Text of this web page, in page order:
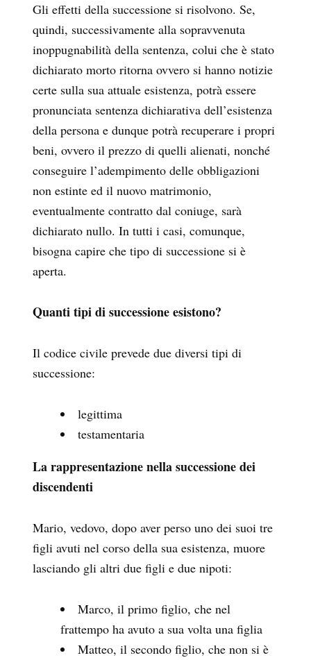
Gli effetti della successione si risolvono. Se,
quindi, successivamente alla sopravvenuta
inoppugnabilità della sentenza, colui che è stato
dichiarato morto ritorna ovvero si hanno notizie
certe sulla sua attuale esistenza, potrà essere
pronunciata sentenza dichiarativa dell’esistenza
della persona e dunque potrà recuperare i propri
beni, ovvero il prezzo di quelli alienati, nonché
conseguire l’adempimento delle obbligazioni
non estinte ed il nuovo matrimonio,
eventualmente contratto dal coniuge, sarà
dichiarato nullo. In tutti i casi, comunque,
bisogna capire che tipo di successione si è
aperta.
Quanti tipi di successione esistono?
Il codice civile prevede due diversi tipi di
successione:
legittima
testamentaria
La rappresentazione nella successione dei
discendenti
Mario, vedovo, dopo aver perso uno dei suoi tre
figli avuti nel corso della sua esistenza, muore
lasciando gli altri due figli e due nipoti:
Marco, il primo figlio, che nel
frattempo ha avuto a sua volta una figlia
Matteo, il secondo figlio, che non si è